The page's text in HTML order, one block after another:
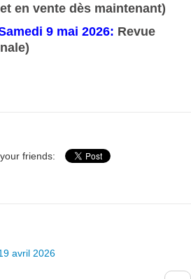
en vente dès maintenant)
9 mai 2026: Revue
friends:
avril 2026